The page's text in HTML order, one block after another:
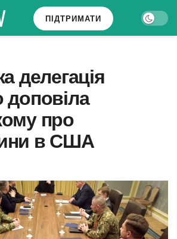
ПІДТРИМАТИ
делегація
про
в США